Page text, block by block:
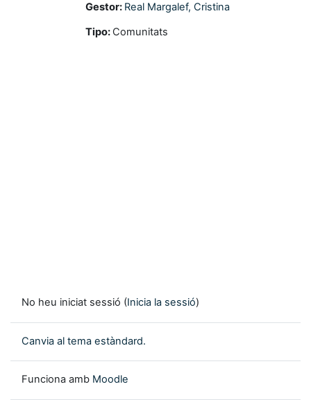
Gestor: Real Margalef, Cristina
Tipo: Comunitats
No heu iniciat sessió (Inicia la sessió)
Canvia al tema estàndard.
Funciona amb Moodle